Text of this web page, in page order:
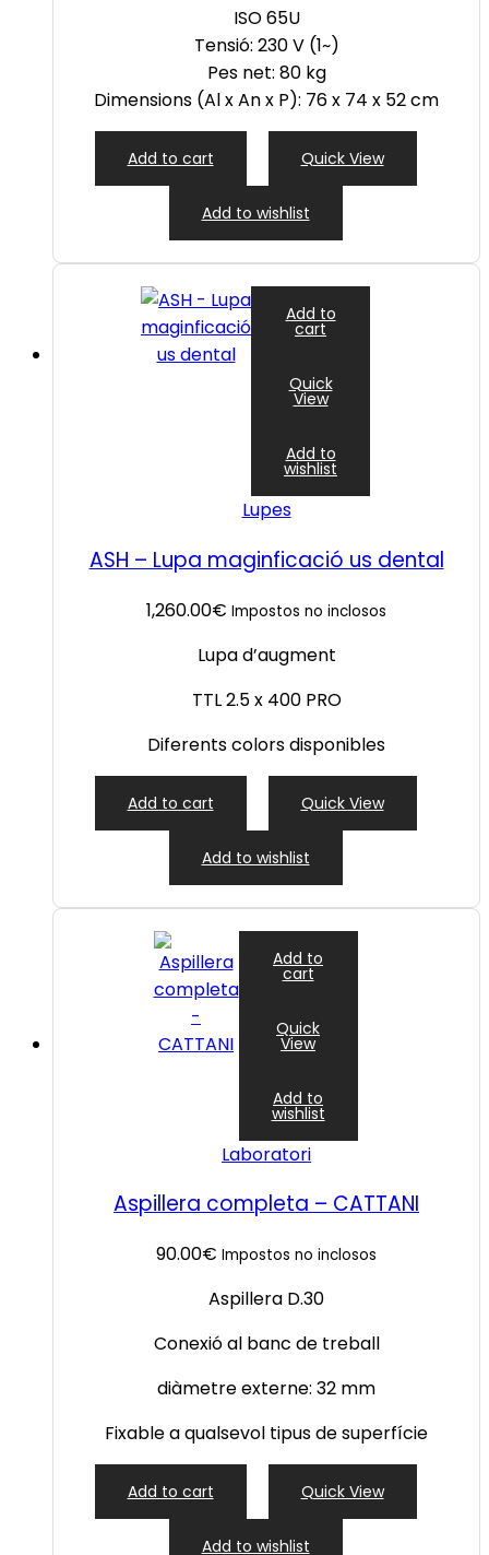
ISO 65U
Tensió: 230 V (1~)
Pes net: 80 kg
Dimensions (Al x An x P): 76 x 74 x 52 cm
Add to cart Quick View
Add to wishlist
Add to
cart
Quick
View
Add to
wishlist
Lupes
ASH – Lupa maginficació us dental
1,260.00€ Impostos no inclosos
Lupa d’augment
TTL 2.5 x 400 PRO
Diferents colors disponibles
Add to cart Quick View
Add to wishlist
Add to
cart
Quick
View
Add to
wishlist
Laboratori
Aspillera completa – CATTANI
90.00€ Impostos no inclosos
Aspillera D.30
Conexió al banc de treball
diàmetre externe: 32 mm
Fixable a qualsevol tipus de superfície
Add to cart Quick View
Add to wishlist